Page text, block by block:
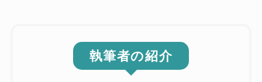
執筆者の紹介